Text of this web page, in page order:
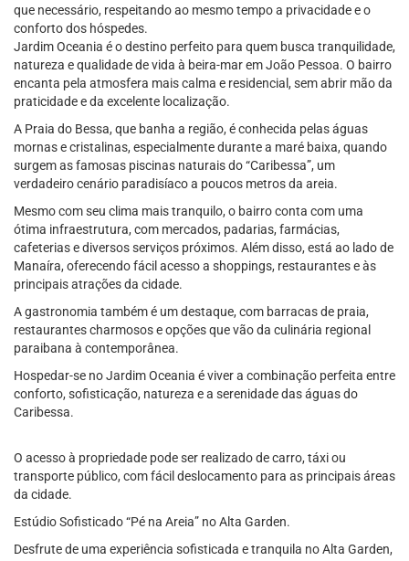
que necessário, respeitando ao mesmo tempo a privacidade e o
conforto dos hóspedes.
Jardim Oceania é o destino perfeito para quem busca tranquilidade,
natureza e qualidade de vida à beira-mar em João Pessoa. O bairro
encanta pela atmosfera mais calma e residencial, sem abrir mão da
praticidade e da excelente localização.
A Praia do Bessa, que banha a região, é conhecida pelas águas
mornas e cristalinas, especialmente durante a maré baixa, quando
surgem as famosas piscinas naturais do “Caribessa”, um
verdadeiro cenário paradisíaco a poucos metros da areia.
Mesmo com seu clima mais tranquilo, o bairro conta com uma
ótima infraestrutura, com mercados, padarias, farmácias,
cafeterias e diversos serviços próximos. Além disso, está ao lado de
Manaíra, oferecendo fácil acesso a shoppings, restaurantes e às
principais atrações da cidade.
A gastronomia também é um destaque, com barracas de praia,
restaurantes charmosos e opções que vão da culinária regional
paraibana à contemporânea.
Hospedar-se no Jardim Oceania é viver a combinação perfeita entre
conforto, sofisticação, natureza e a serenidade das águas do
Caribessa.
O acesso à propriedade pode ser realizado de carro, táxi ou
transporte público, com fácil deslocamento para as principais áreas
da cidade.
Estúdio Sofisticado “Pé na Areia” no Alta Garden.
Desfrute de uma experiência sofisticada e tranquila no Alta Garden,